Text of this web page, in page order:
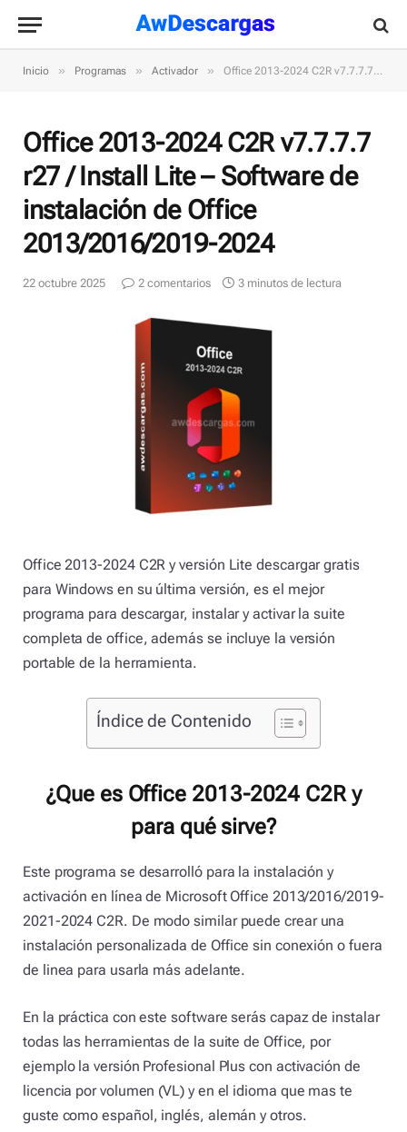
Inicio » Programas » Activador » Office 2013-2024 C2R v7.7.7.7 r27 / Install Lite – Software de instalación de Office 2013/2016/2019-2024
Office 2013-2024 C2R v7.7.7.7
r27 / Install Lite – Software de
instalación de Office
2013/2016/2019-2024
22 octubre 2025 2 comentarios 3 minutos de lectura
Office 2013-2024 C2R y versión Lite descargar gratis
para Windows en su última versión, es el mejor
programa para descargar, instalar y activar la suite
completa de office, además se incluye la versión
portable de la herramienta.
Índice de Contenido
¿Que es Office 2013-2024 C2R y
para qué sirve?
Este programa se desarrolló para la instalación y
activación en línea de Microsoft Office 2013/2016/2019-
2021-2024 C2R. De modo similar puede crear una
instalación personalizada de Office sin conexión o fuera
de linea para usarla más adelante.
En la práctica con este software serás capaz de instalar
todas las herramientas de la suite de Office, por
ejemplo la versión Profesional Plus con activación de
licencia por volumen (VL) y en el idioma que mas te
guste como español, inglés, alemán y otros.